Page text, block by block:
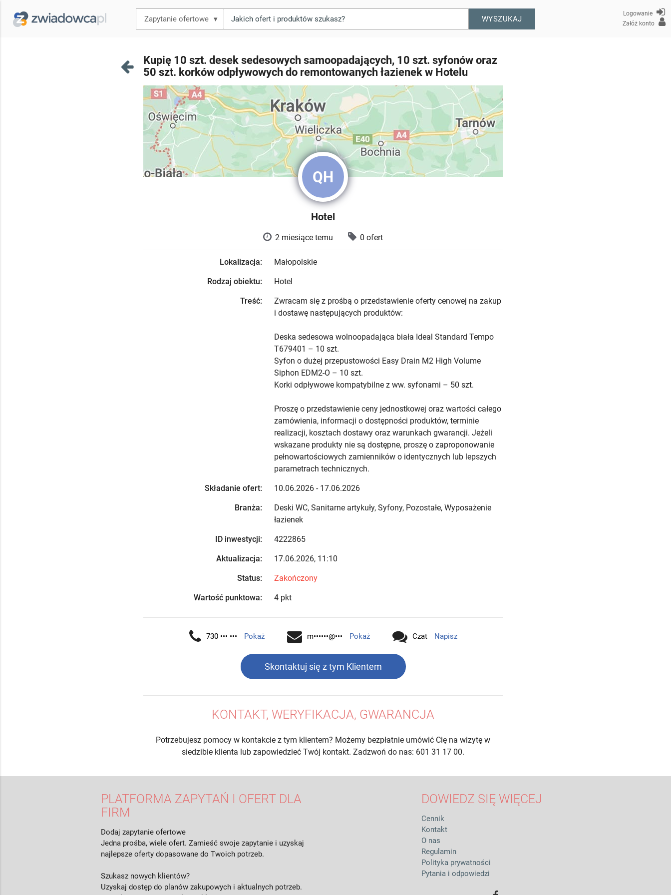
▾ WYSZUKAJ
Logowanie
Załóż konto
Kupię 10 szt. desek sedesowych samoopadających, 10 szt. syfonów oraz
50 szt. korków odpływowych do remontowanych łazienek w Hotelu
QH
Hotel
2 miesiące temu 0 ofert
Lokalizacja: Małopolskie
Rodzaj obiektu: Hotel
Treść:
Zwracam się z prośbą o przedstawienie oferty cenowej na zakup
i dostawę następujących produktów:
Deska sedesowa wolnoopadająca biała Ideal Standard Tempo
T679401 – 10 szt.
Syfon o dużej przepustowości Easy Drain M2 High Volume
Siphon EDM2-O – 10 szt.
Korki odpływowe kompatybilne z ww. syfonami – 50 szt.
Proszę o przedstawienie ceny jednostkowej oraz wartości całego
zamówienia, informacji o dostępności produktów, terminie
realizacji, kosztach dostawy oraz warunkach gwarancji. Jeżeli
wskazane produkty nie są dostępne, proszę o zaproponowanie
pełnowartościowych zamienników o identycznych lub lepszych
parametrach technicznych.
Składanie ofert: 10.06.2026 - 17.06.2026
Branża:
Deski WC, Sanitarne artykuły, Syfony, Pozostałe, Wyposażenie
łazienek
ID inwestycji: 4222865
Aktualizacja: 17.06.2026, 11:10
Status: Zakończony
Wartość punktowa: 4 pkt
730 ••• ••• Pokaż m••••••@••• Pokaż Czat Napisz
Skontaktuj się z tym Klientem
KONTAKT, WERYFIKACJA, GWARANCJA
Potrzebujesz pomocy w kontakcie z tym klientem? Możemy bezpłatnie umówić Cię na wizytę w
siedzibie klienta lub zapowiedzieć Twój kontakt. Zadzwoń do nas: 601 31 17 00.
PLATFORMA ZAPYTAŃ I OFERT DLA
FIRM
Dodaj zapytanie ofertowe
Jedna prośba, wiele ofert. Zamieść swoje zapytanie i uzyskaj
najlepsze oferty dopasowane do Twoich potrzeb.
Szukasz nowych klientów?
Uzyskaj dostęp do planów zakupowych i aktualnych potrzeb.
DOWIEDZ SIĘ WIĘCEJ
Cennik
Kontakt
O nas
Regulamin
Polityka prywatności
Pytania i odpowiedzi